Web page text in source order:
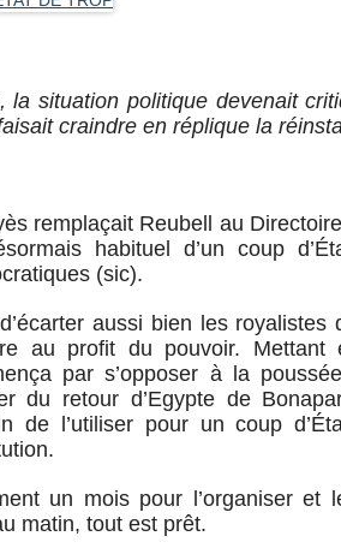
la situation politique devenait
craindre en réplique la
remplaçait Reubell au
habituel d’un coup
(sic).
aussi bien les
au profit du pouvoir. Mettant
par s’opposer à la
du retour d’Egypte de
de l’utiliser pour un coup
un mois pour l’organiser et
matin, tout est prêt.